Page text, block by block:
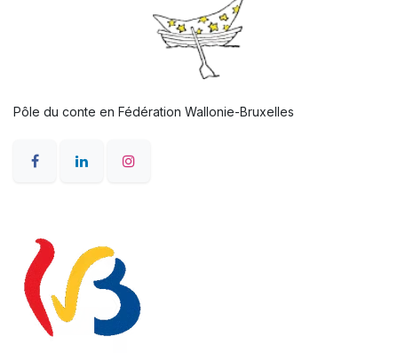
Pôle du conte en Fédération Wallonie-Bruxelles